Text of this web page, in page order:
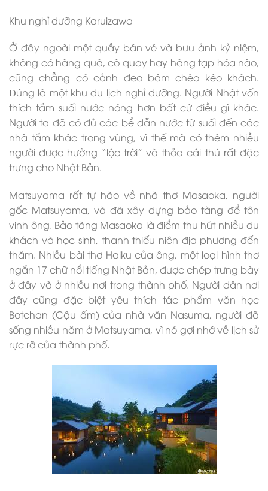
Khu nghỉ dưỡng Karuizawa
Ở đây ngoài một quầy bán vé và bưu ảnh kỷ niệm,
không có hàng quà, cò quay hay hàng tạp hóa nào,
cũng chẳng có cảnh đeo bám chèo kéo khách.
Ðúng là một khu du lịch nghỉ dưỡng. Người Nhật vốn
thích tắm suối nước nóng hơn bất cứ điều gì khác.
Người ta đã có đủ các bể dẫn nước từ suối đến các
nhà tắm khác trong vùng, vì thế mà có thêm nhiều
người được hưởng “lộc trời” và thỏa cái thú rất đặc
trưng cho Nhật Bản.
Matsuyama rất tự hào về nhà thơ Masaoka, người
gốc Matsuyama, và đã xây dựng bảo tàng để tôn
vinh ông. Bảo tàng Masaoka là điểm thu hút nhiều du
khách và học sinh, thanh thiếu niên địa phương đến
thăm. Nhiều bài thơ Haiku của ông, một loại hình thơ
ngắn 17 chữ nổi tiếng Nhật Bản, được chép trưng bày
ở đây và ở nhiều nơi trong thành phố. Người dân nơi
đây cũng đặc biệt yêu thích tác phẩm văn học
Botchan (Cậu ấm) của nhà văn Nasuma, người đã
sống nhiều năm ở Matsuyama, vì nó gợi nhớ về lịch sử
rực rỡ của thành phố.